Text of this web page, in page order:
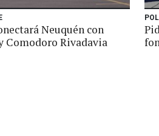
Neuquén con
Comodoro Rivadavia